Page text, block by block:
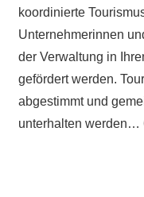
koordinierte
Unternehmerinnen
der Verwaltung in
gefördert werden.
abgestimmt und
unterhalten werden…